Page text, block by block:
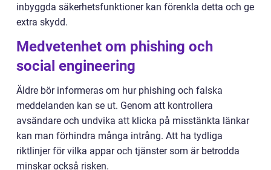
inbyggda säkerhetsfunktioner kan förenkla detta och ge
extra skydd.
Medvetenhet om phishing och
social engineering
Äldre bör informeras om hur phishing och falska
meddelanden kan se ut. Genom att kontrollera
avsändare och undvika att klicka på misstänkta länkar
kan man förhindra många intrång. Att ha tydliga
riktlinjer för vilka appar och tjänster som är betrodda
minskar också risken.